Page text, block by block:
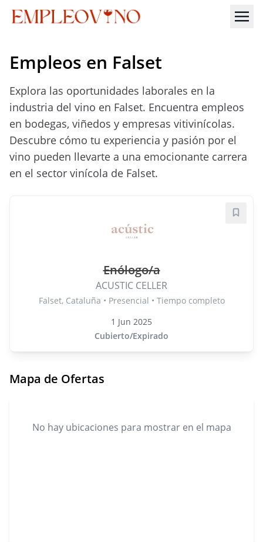
Empleos en Falset
Explora las oportunidades laborales en la
industria del vino en Falset. Encuentra empleos
en bodegas, viñedos y empresas vitivinícolas.
Descubre cómo tu experiencia y pasión por el
vino pueden llevarte a una emocionante carrera
en el sector vinícola de Falset.
Enólogo/a
ACUSTIC CELLER
Falset, Cataluña • Presencial • Tiempo completo
1 Jun 2025
Cubierto/Expirado
Mapa de Ofertas
No hay ubicaciones para mostrar en el mapa